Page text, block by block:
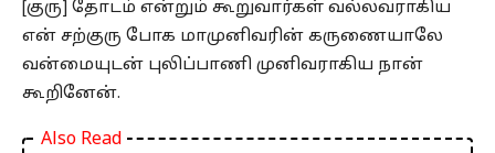
[குரு] தோடம் என்றும் கூறுவார்கள் வல்லவராகிய
என் சற்குரு போக மாமுனிவரின் கருணையாலே
வன்மையுடன் புலிப்பாணி முனிவராகிய நான்
கூறினேன்.
Also Read